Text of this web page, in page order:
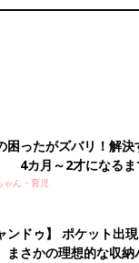
困ったがズバリ！解
4カ月～2才になるま
い！
ゃん・育児
ンドゥ】 ポケット出
まさかの理想的な収